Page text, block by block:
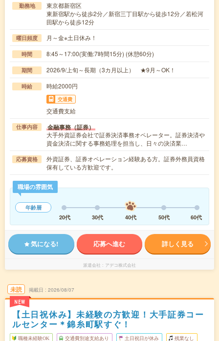
勤務地
東京都新宿区
東新宿駅から徒歩2分／新宿三丁目駅から徒歩12分／若松河
田駅から徒歩12分
曜日頻度 月～金※土日休み！
時間 8:45～17:00(実働:7時間15分) (休憩60分)
期間 2026/9/上旬～長期（3カ月以上） ★9月～OK！
時給 時給2000円
交通費
交通費支給
仕事内容 金融事務（証券）
大手外資証券会社で証券決済事務オペレーター。証券決済や
資金決済に関する事務処理を担当し、日々の決済業…
応募資格
外資証券、証券オペレーション経験ある方。証券外務員資格
保有している方歓迎です。
職場の雰囲気
年齢層
20代
30代 40代 50代 60代
気になる! 応募へ進む 詳しく見る
派遣会社 アデコ株式会社
未読
NEW
掲載日 2026/08/07
【土日祝休み】未経験の方歓迎！大手証券コー
ルセンター＊錦糸町駅すぐ！
職種未経験OK 交通費別途支給あり 土日祝日が休み 残業なし